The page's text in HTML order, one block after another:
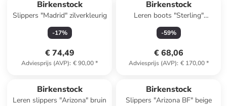
Birkenstock
Slippers "Madrid" zilverkleurig
-17%
€ 74,49
Adviesprijs (AVP): € 90,00*
Birkenstock
Leren boots "Sterling"
goudkleurig
-59%
€ 68,06
Adviesprijs (AVP): € 170,00*
Birkenstock
Leren slippers "Arizona" bruin
Birkenstock
Slippers "Arizona BF" beige